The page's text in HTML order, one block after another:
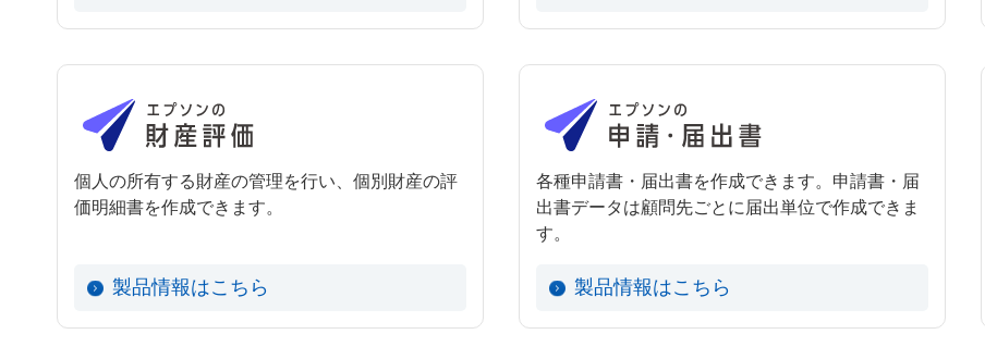
個人の所有する財産の管理を行い、個別財産の評
価明細書を作成できます。
製品情報はこちら
各種申請書・届出書を作成できます。申請書・届
出書データは顧問先ごとに届出単位で作成できま
す。
製品情報はこちら